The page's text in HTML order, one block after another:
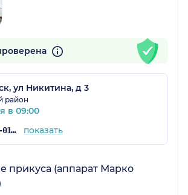
ул Никитина, д 3
район
в 09:00
+7 (904) 954-01-81 показать
прикуса (аппарат Марко